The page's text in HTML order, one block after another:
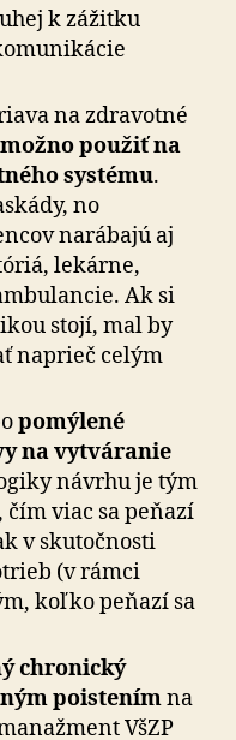
k zážitku
na zdravotné
použiť na
systému.
no
narábajú aj
lekárne,
Ak si
stojí, mal by
naprieč celým
pomýlené
na vytváranie
návrhu je tým
viac sa peňazí
v skutočnosti
(v rámci
koľko peňazí sa
chronický
poistenímna
VšZP